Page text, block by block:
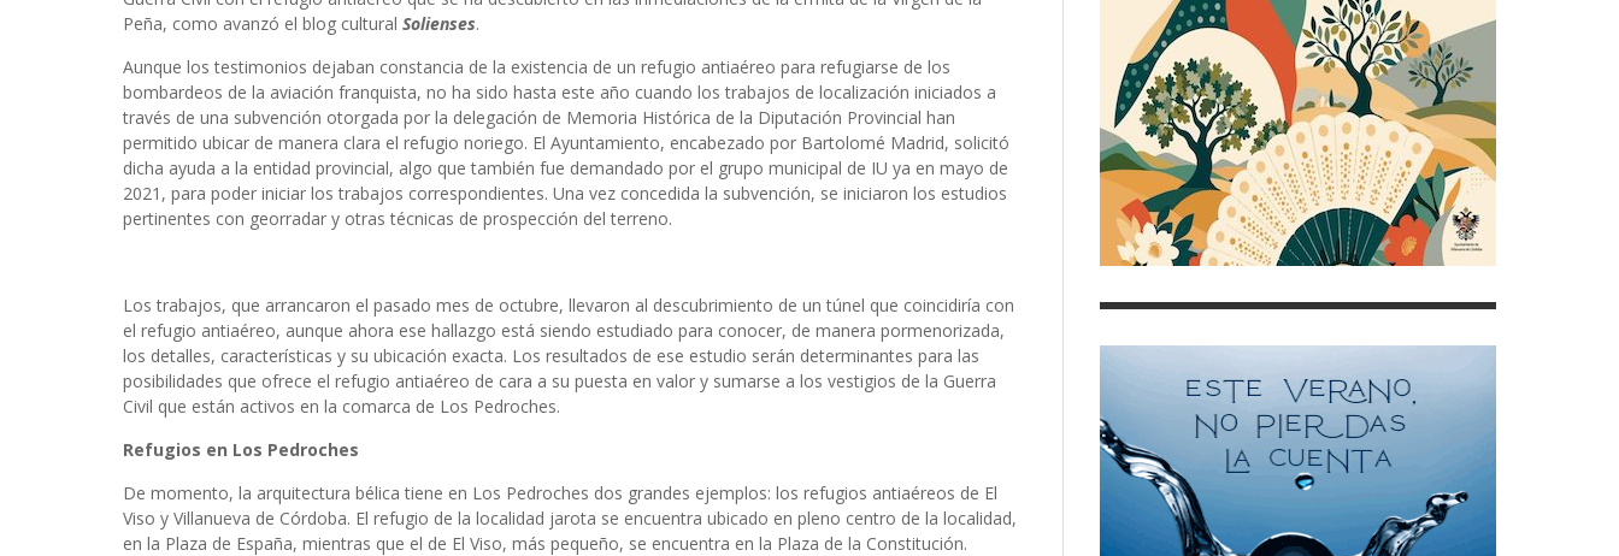
Peña, como avanzó el blog cultural Solienses.
Aunque los testimonios dejaban constancia de la existencia de un refugio antiaéreo para refugiarse de los
bombardeos de la aviación franquista, no ha sido hasta este año cuando los trabajos de localización iniciados a
través de una subvención otorgada por la delegación de Memoria Histórica de la Diputación Provincial han
permitido ubicar de manera clara el refugio noriego. El Ayuntamiento, encabezado por Bartolomé Madrid, solicitó
dicha ayuda a la entidad provincial, algo que también fue demandado por el grupo municipal de IU ya en mayo de
2021, para poder iniciar los trabajos correspondientes. Una vez concedida la subvención, se iniciaron los estudios
pertinentes con georradar y otras técnicas de prospección del terreno.
Los trabajos, que arrancaron el pasado mes de octubre, llevaron al descubrimiento de un túnel que coincidiría con
el refugio antiaéreo, aunque ahora ese hallazgo está siendo estudiado para conocer, de manera pormenorizada,
los detalles, características y su ubicación exacta. Los resultados de ese estudio serán determinantes para las
posibilidades que ofrece el refugio antiaéreo de cara a su puesta en valor y sumarse a los vestigios de la Guerra
Civil que están activos en la comarca de Los Pedroches.
Refugios en Los Pedroches
De momento, la arquitectura bélica tiene en Los Pedroches dos grandes ejemplos: los refugios antiaéreos de El
Viso y Villanueva de Córdoba. El refugio de la localidad jarota se encuentra ubicado en pleno centro de la localidad,
en la Plaza de España, mientras que el de El Viso, más pequeño, se encuentra en la Plaza de la Constitución.